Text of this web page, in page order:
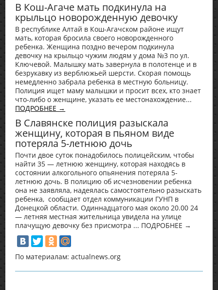
В Кош-Агаче мать подкинула на
крыльцо новорожденную девочку
В республике Алтай в Кош-Агачском районе ищут
мать, которая бросила своего новорожденного
ребенка. Женщина поздно вечером подкинула
девочку на крыльцо чужим людям у дома №3 по ул.
Ключевой. Малышку мать завернула в полотенце и в
безрукавку из верблюжьей шерсти. Скорая помощь
немедленно забрала ребенка в местную больницу.
Полиция ищет маму малышки и просит всех, кто знает
что-либо о женщине, указать ее местонахождение...
ПОДРОБНЕЕ →
В Славянске полиция разыскала
женщину, которая в пьяном виде
потеряла 5-летнюю дочь
Почти двое суток понадобилось полицейским, чтобы
найти 35 — летнюю женщину, которая находясь в
состоянии алкогольного опьянения потеряла 5-
летнюю дочь. В полицию об исчезновении ребенка
она не заявляла, надеялась самостоятельно разыскать
ребенка, сообщает отдел коммуникации ГУНП в
Донецкой области. Одиннадцатого мая около 20.00 24
— летняя местная жительница увидела на улице
плачущую девочку без присмотра ... ПОДРОБНЕЕ →
По материалам: actualnews.org